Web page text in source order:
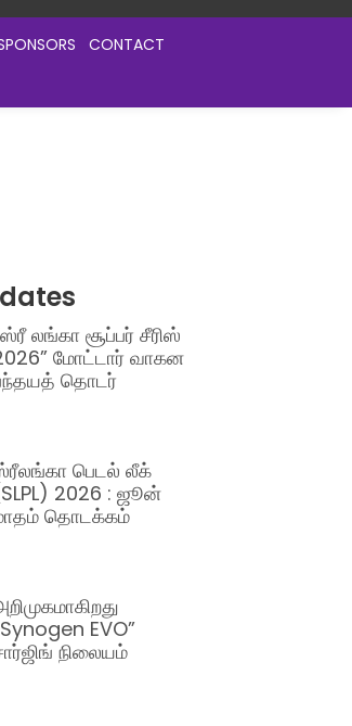
CONTACT
லங்கா சூப்பர் சீரிஸ்
மோட்டார் வாகன
தொடர்
பெடல் லீக்
2026 : ஜூன்
தொடக்கம்
EVO”
நிலையம்